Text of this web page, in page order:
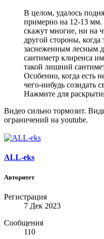
В целом, удалось
примерно на 12-13 мм.
скажут многие, ни на
другой стороны,
заснеженным лесным
сантиметр клиренса
такой лишний
Особенно, когда есть
чего-нибудь созидать
Нажмите для
Видео сильно тормозит.
ограничений на youtube.
ALL-eks
Авторитет
Регистрация
7 Дек 2023
Сообщения
110